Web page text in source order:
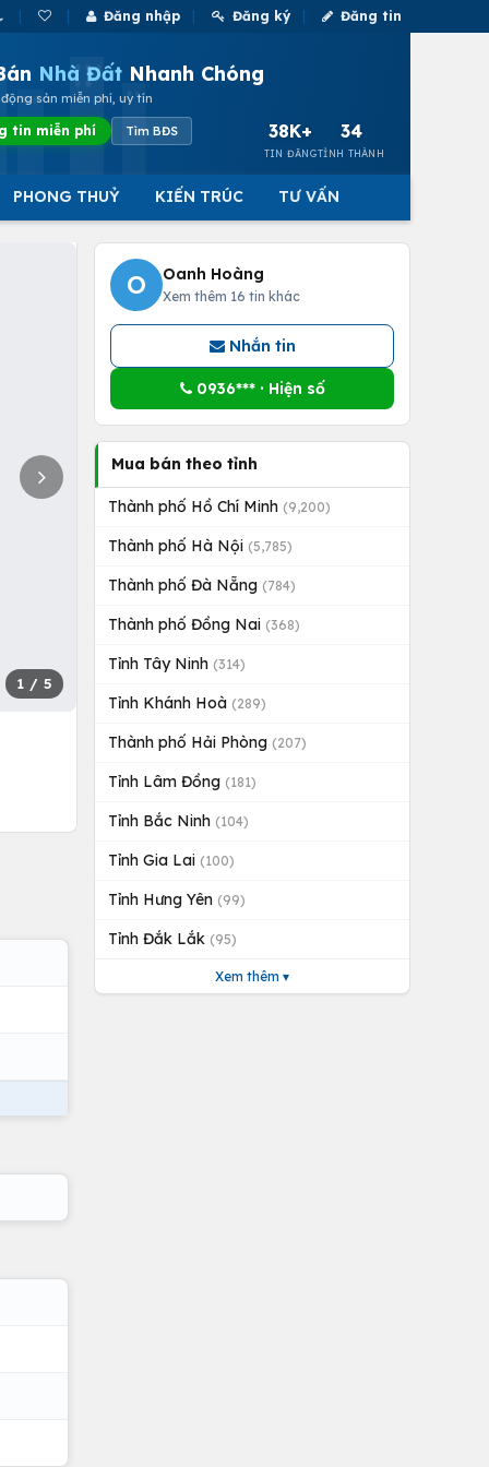
Đăng nhập Đăng ký Đăng tin
Nhà Đất Nhanh Chóng
sản miễn phí, uy tín
tin miễn phí Tìm BĐS 38K+
TIN ĐĂNG
34
TỈNH THÀNH
PHONG THUỶ KIẾN TRÚC TƯ VẤN
1 / 5
O Oanh Hoàng
Xem thêm 16 tin khác
Nhắn tin
0936*** · Hiện số
Mua bán theo tỉnh
Thành phố Hồ Chí Minh (9,200)
Thành phố Hà Nội (5,785)
Thành phố Đà Nẵng (784)
Thành phố Đồng Nai (368)
Tỉnh Tây Ninh (314)
Tỉnh Khánh Hoà (289)
Thành phố Hải Phòng (207)
Tỉnh Lâm Đồng (181)
Tỉnh Bắc Ninh (104)
Tỉnh Gia Lai (100)
Tỉnh Hưng Yên (99)
Tỉnh Đắk Lắk (95)
Xem thêm ▾